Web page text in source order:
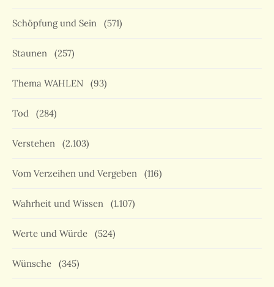
Schöpfung und Sein (571)
Staunen (257)
Thema WAHLEN (93)
Tod (284)
Verstehen (2.103)
Vom Verzeihen und Vergeben (116)
Wahrheit und Wissen (1.107)
Werte und Würde (524)
Wünsche (345)